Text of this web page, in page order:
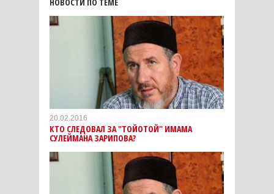
20.02.2016
КТО СЛЕДОВАЛ ЗА "ТОЙОТОЙ" ИМАМА
СУЛЕЙМАНА ЗАРИПОВА?